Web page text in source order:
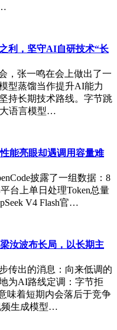
。在售价仅小幅上调的前
快速增长。据市场调研
全球AI服务器出货量预计
与中国BAT的资本开支增
紧张。研究经理龚明德指
场“新常态”，预计未来三
成。
海外厂商主导，英伟
比超八成，国产AI芯片
厂商正逐步扩大市场份
匹敌，并从政企、运营商
，明年国产AI芯片占比
供应链瓶颈。
上与英伟达存在差距，后
差异化软件生态：芯片原
镜像，开发者可直接
思路与通用芯片厂商形成
域的突围路径。
利，坚守AI自研技术“长
，张一鸣在会上做出了一
型蒸馏当作提升AI能力
持长期技术路线。字节跳
语言模型…
能亮眼却遇调用容量难
披露了一组数据：8
台上单日处理Token总量
V4 Flash官…
汝波布长局，以长期主
传出的消息：向来低调的
为AI路线定调：字节拒
味着短期内会落后于竞争
频生成模型…